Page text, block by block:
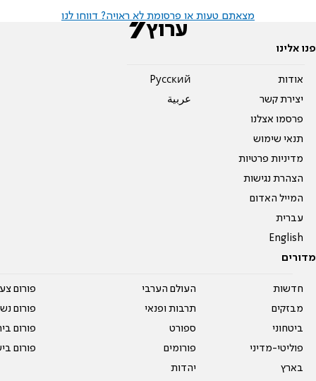
מצאתם טעות או פרסומת לא ראויה? דווחו לנו
פנו אלינו
אודות
יצירת קשר
פרסמו אצלנו
תנאי שימוש
מדיניות פרטיות
הצהרת נגישות
המייל האדום
עברית
English
Pусский
عربية
מדורים
חדשות
מבזקים
ביטחוני
פוליטי-מדיני
בארץ
העולם הערבי
תרבות ופנאי
ספורט
פורומים
יהדות
פורום
פורום
פורום
פורום